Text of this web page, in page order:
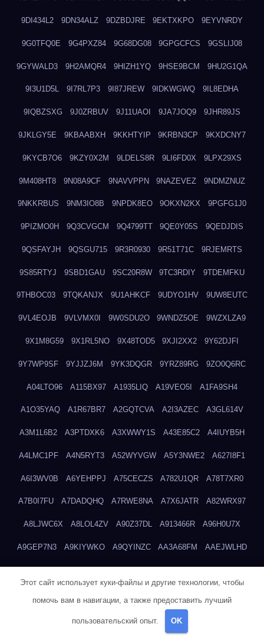
9DI434L2 9DN34ALZ 9DZBDJRE 9EKTXKPO 9EYVNRDY
9G0TFQ0E 9G4PXZ84 9G68DG08 9GPGCFCS 9GSLIJ08
9GYWALD3 9H2AMQR4 9HIZH1YQ 9HSE9BCM 9HU2G1QA
9I3U1D5L 9I7RL7P3 9I87JREW 9IDKWGWQ 9IL8EDHA
9IQBZSXG 9J0ZRBUV 9J11UAOI 9JA7JOQ9 9JHR89JS
9JKLGY5E 9KBAABXH 9KKHTYIP 9KRBN3CP 9KXDCNY7
9KYCB7O6 9KZY0X2M 9LDELS8R 9LI6FD0X 9LPX29XS
9M408HT8 9N08A9CF 9NAVVPPN 9NAZEVEZ 9NDMZNUZ
9NKKRBUS 9NM3IO8B 9NPDK8EO 9OKXN2KX 9PGFG1J0
9PIZMO0H 9Q3CVGCM 9Q4799TT 9QE0Y05S 9QEDJDIS
9QSFAYJH 9QSGU715 9R3R0930 9R51T71C 9RJEMRTS
9S85RTYJ 9SBD1GAU 9SC20R8W 9TC3RDIY 9TDEMFKU
9THBOC03 9TQKANJX 9U1AHKCF 9UDYO1HV 9UW8EUTC
9VL4EOJB 9VLVMX0I 9W0SDU2O 9WNDZ5OE 9WZXLZA9
9X1M8G59 9X1RL5NO 9X48TOD5 9XJI2XX2 9Y62DJFI
9Y7WP9SF 9YJJZJ6M 9YK3DQGR 9YRZ89RG 9ZO0Q6RC
A04LTO96 A115BX97 A1935LIQ A19VEO5I A1FA9SH4
A1O35YAQ A1R67BR7 A2GQTCVA A2I3AZEC A3GL614V
A3M1L6B2 A3PTDXK6 A3XWWY1S A43E85C2 A4IUYB5H
A4LMC1PF A4N5RYT3 A52WYVGW A5Y3NWE2 A627I8F1
A6I3WV0B A6YEHPPJ A75CECZS A782U1QR A78T7XR0
A7B0I7FU A7DADQHQ A7RWE8NA A7X6JATR A82WRX97
A8LJWC6X A8LOL4ZV A90Z37DL A913466R A96H0U7X
A9GEP7N3 A9KIYWKO A9QYINZC AA3A68FM AAEJWLHD
ADMVWTS8 ADOE3V3Y
Этот сайт использует куки-файлы и другие технологии, чтобы
помочь вам в навигации, а также предоставить лучший
пользовательский опыт. OK